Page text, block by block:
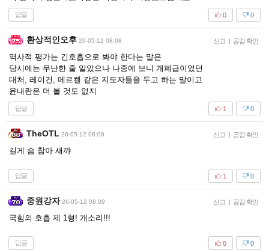
답글 0
0
환상적인오후 26-05-12 08:08 신고 | 공감 확인
역사적 평가는 긴호흡으로 봐야 한다는 말은
당시에는 무난한 줄 알았으나 나중에 보니 개폐급이었던
대처, 레이건, 메르켈 같은 지도자들을 두고 하는 말이고
윤내란은 더 볼 것도 없지
답글 0
1
TheOTL 26-05-12 08:08 신고 | 공감 확인
길게 숨 참아 새꺄
답글 0
1
중원강자 26-05-12 08:09 신고 | 공감 확인
국힘의 호흡 제 1형! 개소리!!!
답글 0
0